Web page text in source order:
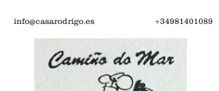
info@casarodrigo.es +34981401089